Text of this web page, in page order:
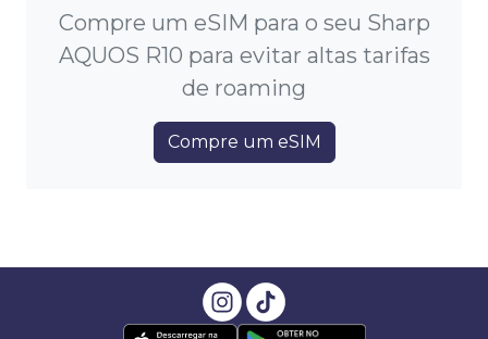
Compre um eSIM para o seu Sharp
AQUOS R10 para evitar altas tarifas
de roaming
Compre um eSIM